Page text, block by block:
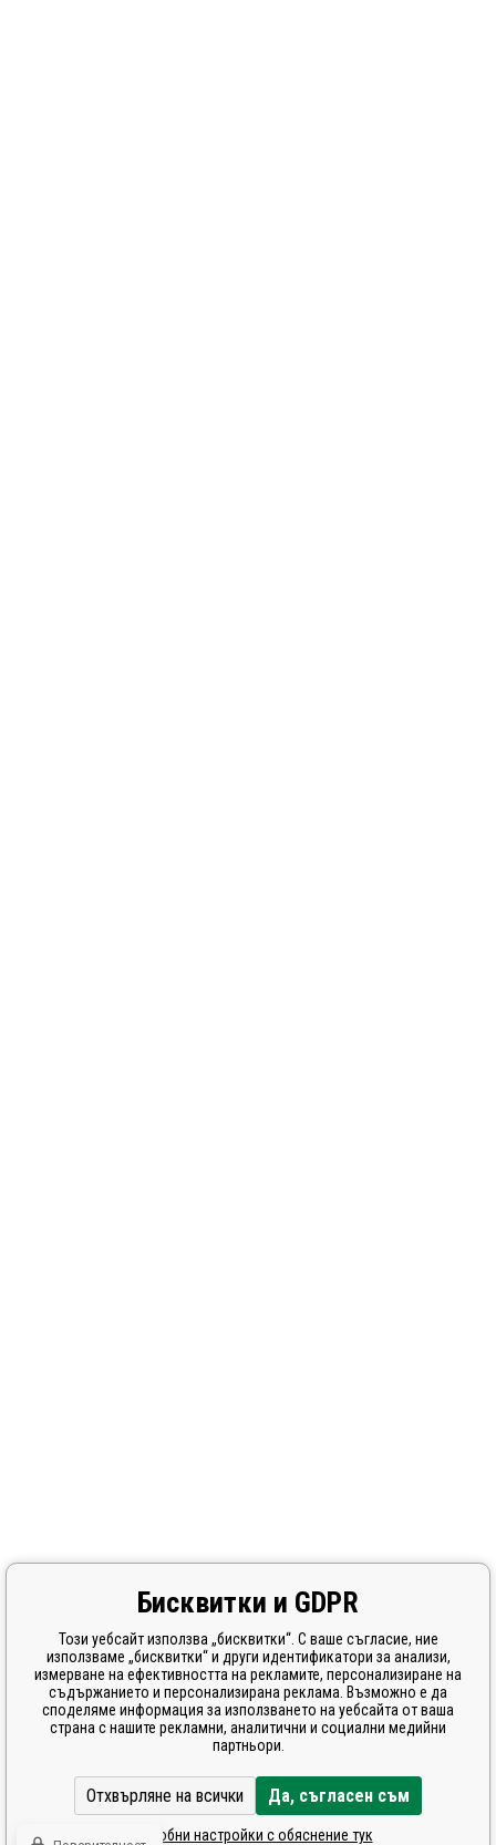
Бисквитки и GDPR
Този уебсайт използва „бисквитки“. С ваше съгласие, ние
използваме „бисквитки“ и други идентификатори за анализи,
измерване на ефективността на рекламите, персонализиране на
съдържанието и персонализирана реклама. Възможно е да
споделяме информация за използването на уебсайта от ваша
страна с нашите рекламни, аналитични и социални медийни
партньори.
Отхвърляне на всички Да, съгласен съм
Подробни настройки с обяснение тук